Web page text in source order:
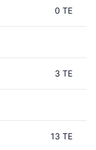
0 TE
3 TE
13 TE